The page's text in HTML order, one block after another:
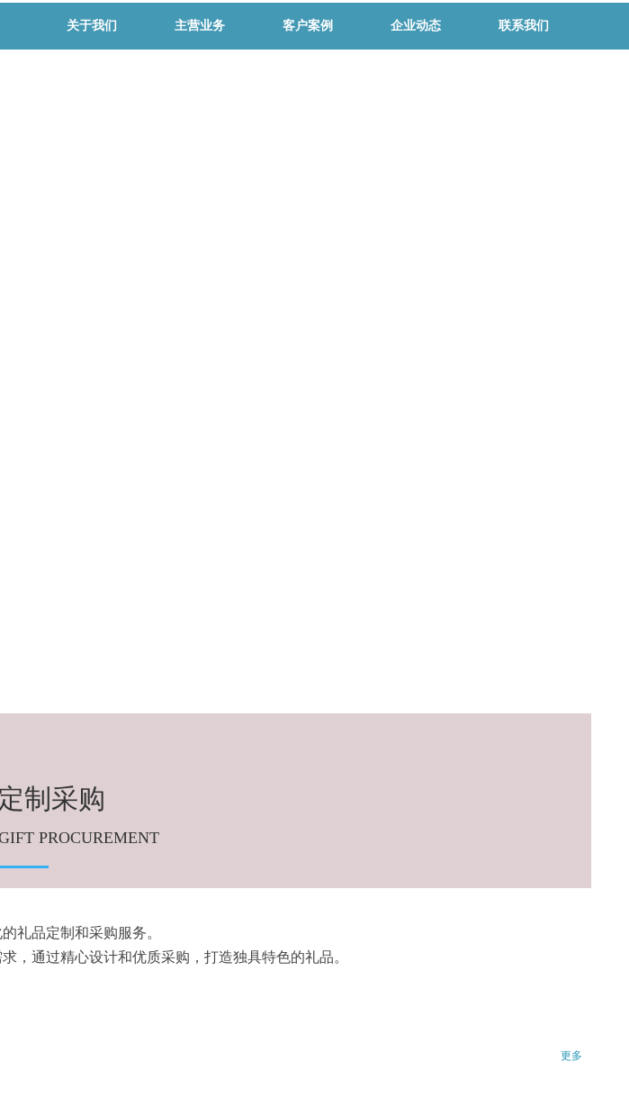
关于我们 主营业务 客户案例 企业动态 联系我们
制采购
PROCUREMENT
更多
礼品定制和采购服务。
，通过精心设计和优质采购，打造独具特色的礼品。